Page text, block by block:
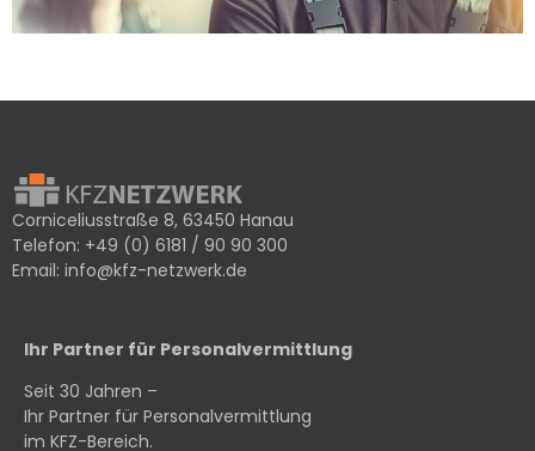
Corniceliusstraße 8, 63450 Hanau
Telefon: +49 (0) 6181 / 90 90 300
Email: info@kfz-netzwerk.de
Ihr Partner für Personalvermittlung
Seit 30 Jahren –
Ihr Partner für Personalvermittlung
im KFZ-Bereich.